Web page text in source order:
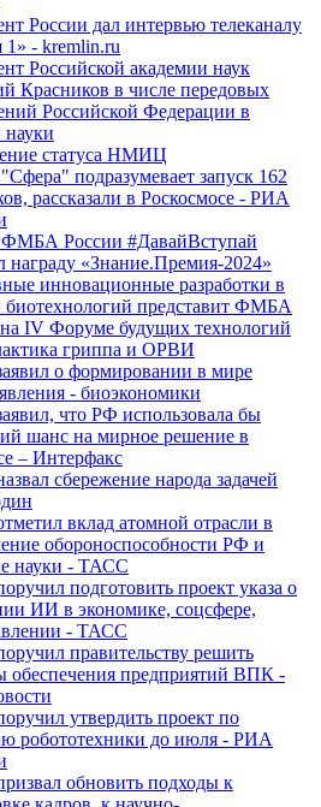
России дал интервью телеканалу
1» - kremlin.ru
Российской академии наук
Красников в числе передовых
Российской Федерации в
науки
статуса НМИЦ
подразумевает запуск 162
рассказали в Роскосмосе - РИА
России #ДавайВступай
награду «Знание.Премия-2024»
инновационные разработки в
биотехнологий представит ФМБА
IV Форуме будущих технологий
гриппа и ОРВИ
о формировании в мире
- биоэкономики
что РФ использовала бы
шанс на мирное решение в
– Интерфакс
сбережение народа задачей
вклад атомной отрасли в
обороноспособности РФ и
науки - ТАСС
подготовить проект указа о
ИИ в экономике, соцсфере,
- ТАСС
правительству решить
обеспечения предприятий ВПК -
утвердить проект по
робототехники до июля - РИА
обновить подходы к